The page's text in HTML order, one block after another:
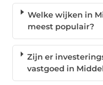
Welke wijken in
meest populair?
Zijn er
vastgoed in